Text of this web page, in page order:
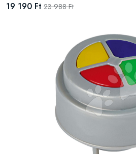
19 190 Ft 23 988 Ft